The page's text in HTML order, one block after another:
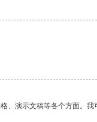
、演示文稿等各个方面。我